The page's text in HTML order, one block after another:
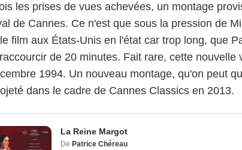
les prises de vues achevées, un montage
de Cannes. Ce n'est que sous la pression de
film aux États-Unis en l'état car trop long, que
de 20 minutes. Fait rare, cette nouvelle
1994. Un nouveau montage, qu'on peut
dans le cadre de Cannes Classics en 2013.
La Reine Margot
De Patrice Chéreau